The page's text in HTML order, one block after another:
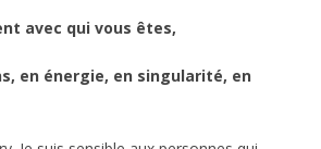
avec qui vous êtes,
en énergie, en singularité, en